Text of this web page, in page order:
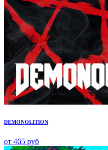
DEMONOLITION
от 465 руб